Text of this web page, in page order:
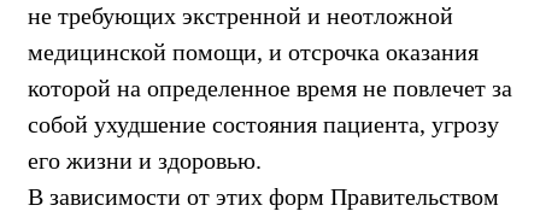
не требующих экстренной и неотложной
медицинской помощи, и отсрочка оказания
которой на определенное время не повлечет за
собой ухудшение состояния пациента, угрозу
его жизни и здоровью.
В зависимости от этих форм Правительством